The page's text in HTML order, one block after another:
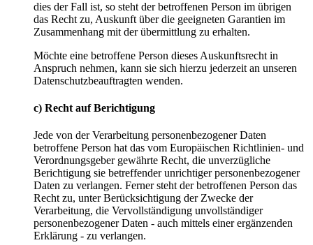
dies der Fall ist, so steht der betroffenen Person im übrigen
das Recht zu, Auskunft über die geeigneten Garantien im
Zusammenhang mit der übermittlung zu erhalten.
Möchte eine betroffene Person dieses Auskunftsrecht in
Anspruch nehmen, kann sie sich hierzu jederzeit an unseren
Datenschutzbeauftragten wenden.
c) Recht auf Berichtigung
Jede von der Verarbeitung personenbezogener Daten
betroffene Person hat das vom Europäischen Richtlinien- und
Verordnungsgeber gewährte Recht, die unverzügliche
Berichtigung sie betreffender unrichtiger personenbezogener
Daten zu verlangen. Ferner steht der betroffenen Person das
Recht zu, unter Berücksichtigung der Zwecke der
Verarbeitung, die Vervollständigung unvollständiger
personenbezogener Daten - auch mittels einer ergänzenden
Erklärung - zu verlangen.